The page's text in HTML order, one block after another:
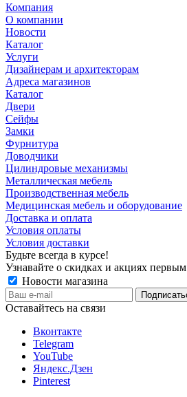
Компания
О компании
Новости
Каталог
Услуги
Дизайнерам и архитекторам
Адреса магазинов
Каталог
Двери
Сейфы
Замки
Фурнитура
Доводчики
Цилиндровые механизмы
Металлическая мебель
Производственная мебель
Медицинская мебель и оборудование
Доставка и оплата
Условия оплаты
Условия доставки
Будьте всегда в курсе!
Узнавайте о скидках и акциях первым
Новости магазина
Оставайтесь на связи
Вконтакте
Telegram
YouTube
Яндекс.Дзен
Pinterest